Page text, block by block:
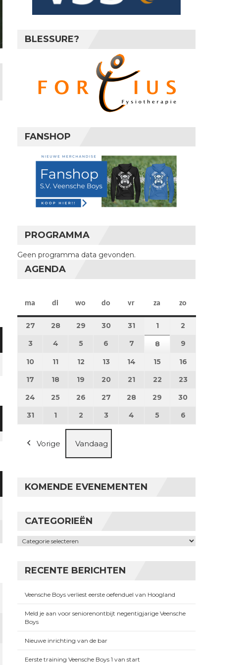
BLESSURE?
FANSHOP
PROGRAMMA
Geen programma data gevonden.
AGENDA
ma maandag
di dinsdag
wo woensdag
do donderdag
vr vrijdag
za zaterdag
zo
27 27 juli 2026
28 28 juli 2026
29 29 juli 2026
3030 juli 2026
31 31 juli 2026
11 augustus 2026
2
3 3 augustus 2026
4 4 augustus 2026
55 augustus 2026
6 6 augustus 2026
7 7 augustus 2026
88 augustus 2026
9
10 10 augustus 2026
11 11 augustus 2026
12 12 augustus 2026
13 13 augustus 2026
14 14 augustus 2026
15 15 augustus 2026
16
17 17 augustus 2026
18 18 augustus 2026
19 19 augustus 2026
20 20 augustus 2026
21 21 augustus 2026
22 22 augustus 2026
23
24 24 augustus 2026
25 25 augustus 2026
26 26 augustus 2026
27 27 augustus 2026
28 28 augustus 2026
29 29 augustus 2026
30
3131 augustus 2026
1 1 september 2026
2 2 september 2026
3 3 september 2026
4 4 september 2026
5 5 september 2026
6
Vorige Vandaag
KOMENDE EVENEMENTEN
CATEGORIEËN
Categorieën
RECENTE BERICHTEN
Veensche Boys verliest eerste oefenduel van Hoogland
Meld je aan voor seniorenontbijt negentigjarige Veensche
Boys
Nieuwe inrichting van de bar
Eerste training Veensche Boys 1 van start